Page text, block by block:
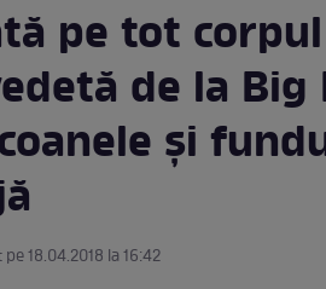
pe tot
de la
și
18.04.2018 la 16:42